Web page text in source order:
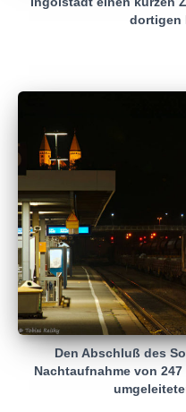
dortigen
Den Abschluß des
Nachtaufnahme von